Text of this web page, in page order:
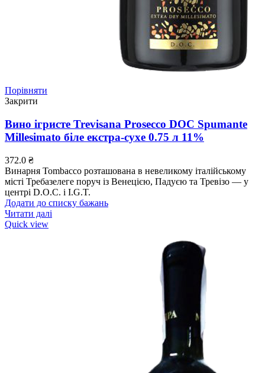
Порівняти
Закрити
Вино ігристе Trevisana Prosecco DOC Spumante
Millesimato біле екстра-сухе 0.75 л 11%
372.0 ₴
Винарня Tombacco розташована в невеликому італійському
місті Требазелеге поруч із Венецією, Падуєю та Тревізо — у
центрі D.O.C. і I.G.T.
Додати до списку бажань
Читати далі
Quick view